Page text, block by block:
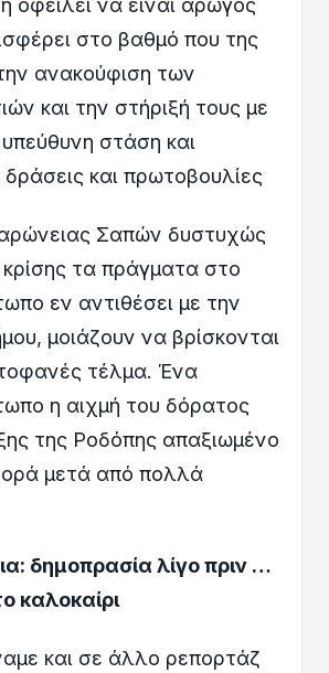
οφείλει να είναι αρωγός
στο βαθμό που της
ανακούφιση των
και την στήριξή τους με
υπεύθυνη στάση και
και πρωτοβουλίες
Σαπών δυστυχώς
τα πράγματα στο
εν αντιθέσει με την
μοιάζουν να βρίσκονται
τέλμα. Ένα
η αιχμή του δόρατος
της Ροδόπης απαξιωμένο
μετά από πολλά
δημοπρασία λίγο πριν …
καλοκαίρι
και σε άλλο ρεπορτάζ